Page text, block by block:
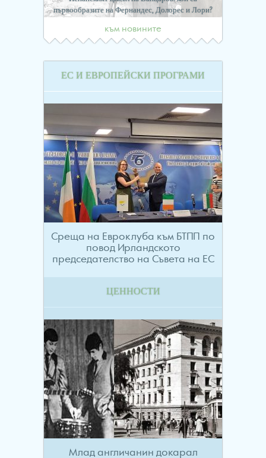
първообразите на Фернандес, Долорес и Лори?
към новините
ЕС И ЕВРОПЕЙСКИ ПРОГРАМИ
Среща на Евроклуба към БТПП по
повод Ирландското
председателство на Съвета на ЕС
ЦЕННОСТИ
Млад англичанин докарал